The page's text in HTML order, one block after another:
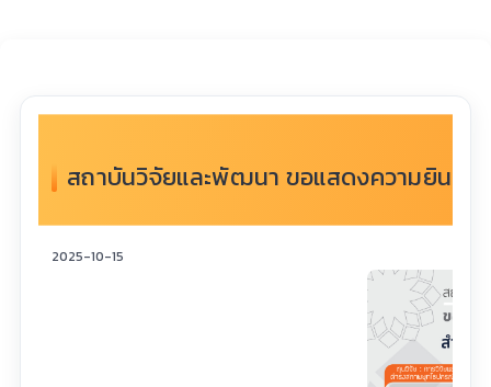
สถาบันวิจัยและพัฒนา ขอแสดงความยินดีกั
2025-10-15